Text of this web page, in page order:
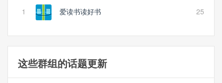
25
1 爱读书读好书
这些群组的话题更新